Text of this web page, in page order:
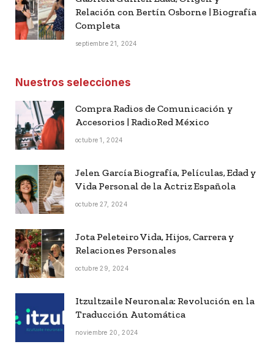
Relación con Bertín Osborne | Biografía
Completa
septiembre 21, 2024
Nuestros selecciones
Compra Radios de Comunicación y
Accesorios | RadioRed México
octubre 1, 2024
Jelen García Biografía, Películas, Edad y
Vida Personal de la Actriz Española
octubre 27, 2024
Jota Peleteiro Vida, Hijos, Carrera y
Relaciones Personales
octubre 29, 2024
Itzultzaile Neuronala: Revolución en la
Traducción Automática
noviembre 20, 2024